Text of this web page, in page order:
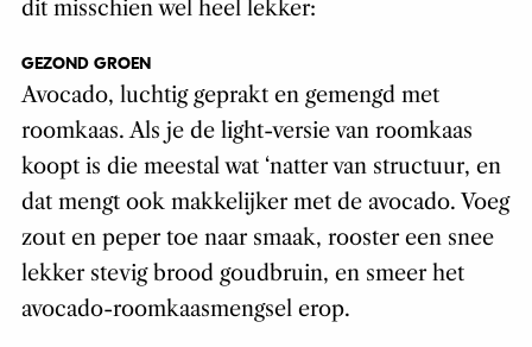
dit misschien wel heel lekker:
GEZOND GROEN
Avocado, luchtig geprakt en gemengd met
roomkaas. Als je de light-versie van roomkaas
koopt is die meestal wat ‘natter van structuur, en
dat mengt ook makkelijker met de avocado. Voeg
zout en peper toe naar smaak, rooster een snee
lekker stevig brood goudbruin, en smeer het
avocado-roomkaasmengsel erop.